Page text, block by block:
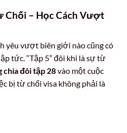
Chối – Học Cách Vượt
yêu vượt biên giới nào cũng có
tức. “Tập 5” đôi khi là sự từ
chia đôi tập 28vào một cuộc
bị từ chối visa không phải là